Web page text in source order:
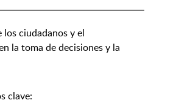
ciudadanos y el
la toma de decisiones y la
clave: